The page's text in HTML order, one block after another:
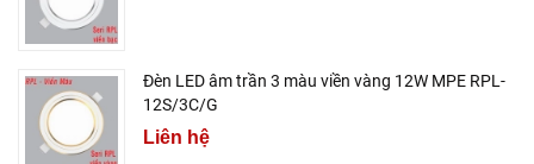
Đèn LED âm trần 3 màu viền vàng 12W MPE RPL-
12S/3C/G
Liên hệ